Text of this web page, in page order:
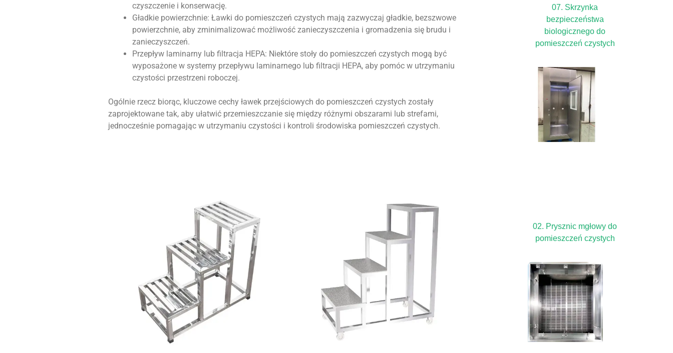
czyszczenie i konserwację.
Gładkie powierzchnie: Ławki do pomieszczeń czystych mają zazwyczaj gładkie, bezszwowe
powierzchnie, aby zminimalizować możliwość zanieczyszczenia i gromadzenia się brudu i
zanieczyszczeń.
Przepływ laminarny lub filtracja HEPA: Niektóre stoły do pomieszczeń czystych mogą być
wyposażone w systemy przepływu laminarnego lub filtracji HEPA, aby pomóc w utrzymaniu
czystości przestrzeni roboczej.
Ogólnie rzecz biorąc, kluczowe cechy ławek przejściowych do pomieszczeń czystych zostały
zaprojektowane tak, aby ułatwić przemieszczanie się między różnymi obszarami lub strefami,
jednocześnie pomagając w utrzymaniu czystości i kontroli środowiska pomieszczeń czystych.
07. Skrzynka
bezpieczeństwa
biologicznego do
pomieszczeń czystych
02. Prysznic mgłowy do
pomieszczeń czystych